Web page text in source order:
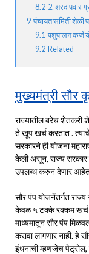
8.2 2. शरद पवार
9 पंचायत समिती शेळी
9.1 पशुपालन कर्ज
9.2 Related
मुख्यमंत्री सौर
राज्यातील बरेच शेतकरी
ते खूप खर्च करतात .
सरकारने ही योजना
केली असून, राज्य सरकार
उपलब्ध करुन देणार
सौर पंप योजनेंतर्गत
केवळ ५ टक्के रक्कम खर्च
माध्यमातून सौर पंप
करावा लागणार नाही. हे
इंधनाची म्हणजेच